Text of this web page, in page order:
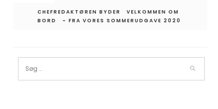
CHEFREDAKTØREN BYDER VELKOMMEN OM
BORD – FRA VORES SOMMERUDGAVE 2020